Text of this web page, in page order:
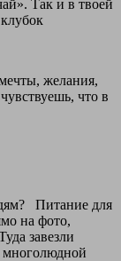
Так и в твоей
желания,
что в
Питание для
на фото,
завезли
многолюдной